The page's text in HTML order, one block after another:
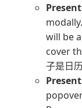
will be
cover
子是日